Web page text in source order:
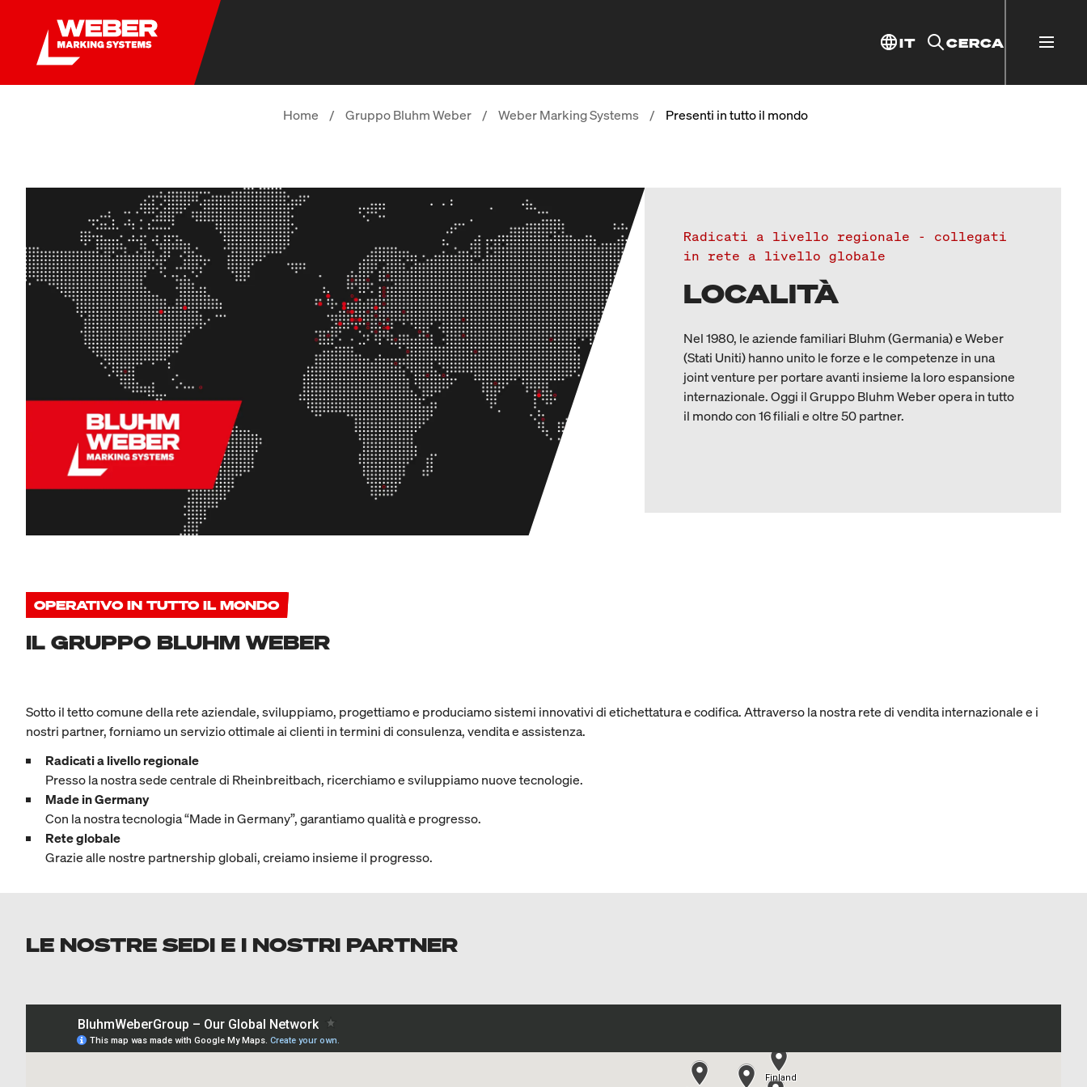
IT CERCA
Home / Gruppo Bluhm Weber / Weber Marking Systems / Presenti in tutto il mondo
Radicati a livello regionale - collegati
in rete a livello globale
LOCALITÀ
Nel 1980, le aziende familiari Bluhm (Germania) e Weber
(Stati Uniti) hanno unito le forze e le competenze in una
joint venture per portare avanti insieme la loro espansione
internazionale. Oggi il Gruppo Bluhm Weber opera in tutto
il mondo con 16 filiali e oltre 50 partner.
OPERATIVO IN TUTTO IL MONDO
IL GRUPPO BLUHM WEBER
Sotto il tetto comune della rete aziendale, sviluppiamo, progettiamo e produciamo sistemi innovativi di etichettatura e codifica. Attraverso la nostra rete di vendita internazionale e i
nostri partner, forniamo un servizio ottimale ai clienti in termini di consulenza, vendita e assistenza.
Radicati a livello regionale
Presso la nostra sede centrale di Rheinbreitbach, ricerchiamo e sviluppiamo nuove tecnologie.
Made in Germany
Con la nostra tecnologia “Made in Germany”, garantiamo qualità e progresso.
Rete globale
Grazie alle nostre partnership globali, creiamo insieme il progresso.
LE NOSTRE SEDI E I NOSTRI PARTNER